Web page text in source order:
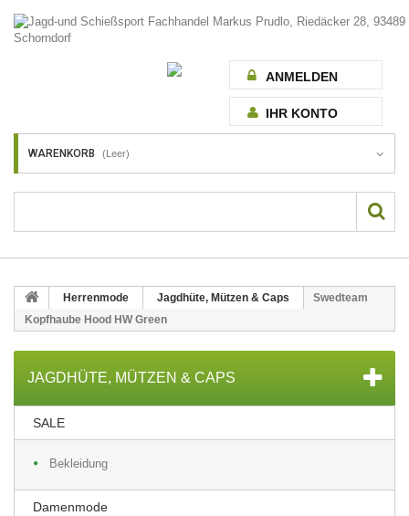
ANMELDEN
IHR KONTO
WARENKORB (Leer)
Herrenmode Jagdhüte, Mützen & Caps
Swedteam
Kopfhaube Hood HW Green
JAGDHÜTE, MÜTZEN & CAPS
SALE
Bekleidung
Damenmode